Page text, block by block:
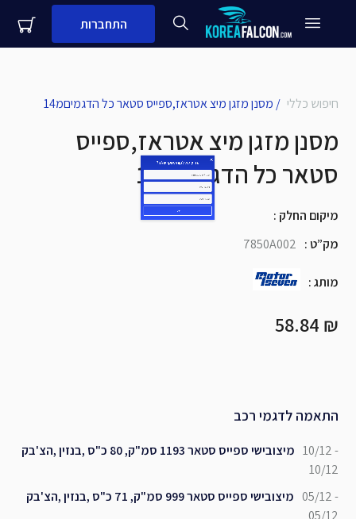
התחברות
שם + שם משפחה
מספר נייד
מסנן מזגן מיצ אטראז,ספייס סטאר כל הדגמיםמ14 / חיפוש כללי
מסנן מזגן מיצ אטראז,ספייס
סטאר כל הדגמיםמ14
: מיקום החלק
7850A002 :מק”ט
:מותג
₪ 58.84
התאמה לדגמי רכב
מיצובישי ספייס סטאר 1193 סמ"ק, 80 כ"ס ,בנזין ,הצ'בק 10/12 -
10/12
מיצובישי ספייס סטאר 999 סמ"ק, 71 כ"ס ,בנזין ,הצ'בק 05/12 -
05/12